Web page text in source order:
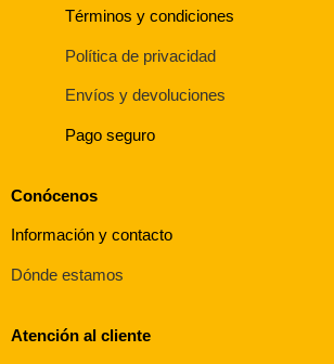
Términos y condiciones
Política de privacidad
Envíos y devoluciones
Pago seguro
Conócenos
Información y contacto
Dónde estamos
Atención al cliente